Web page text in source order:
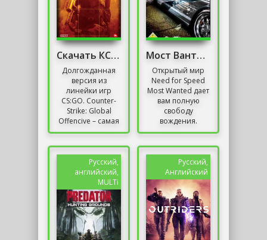
Скачать КС ГО 2016 Года Со Всеми Скинами
Долгожданная
версия из
линейки игр
CS:GO. Counter-
Strike: Global
Offencive – самая
лучшая версия
игровой мир.
Порядка 15 лет...
Мост Вантед Механики (Black Edition)
Открытый мир
Need for Speed
Most Wanted дает
вам полную
свободу
вождения.
Прыгайте и
переключайте
машины,
прячьтесь и...
Русский,
английский,
MULTi
Русский,
Английский